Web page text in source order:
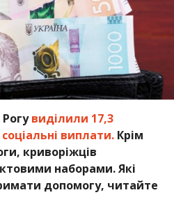
виділили 17,3
виплати.Крім
криворіжців
наборами. Які
допомогу, читайте